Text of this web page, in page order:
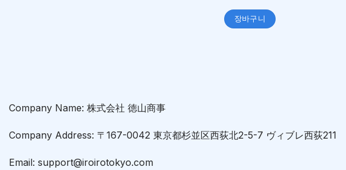
장바구니
Company Name: 株式会社 徳山商事
Company Address: 〒167-0042 東京都杉並区西荻北2-5-7 ヴィブレ西荻211
Email: support@iroirotokyo.com